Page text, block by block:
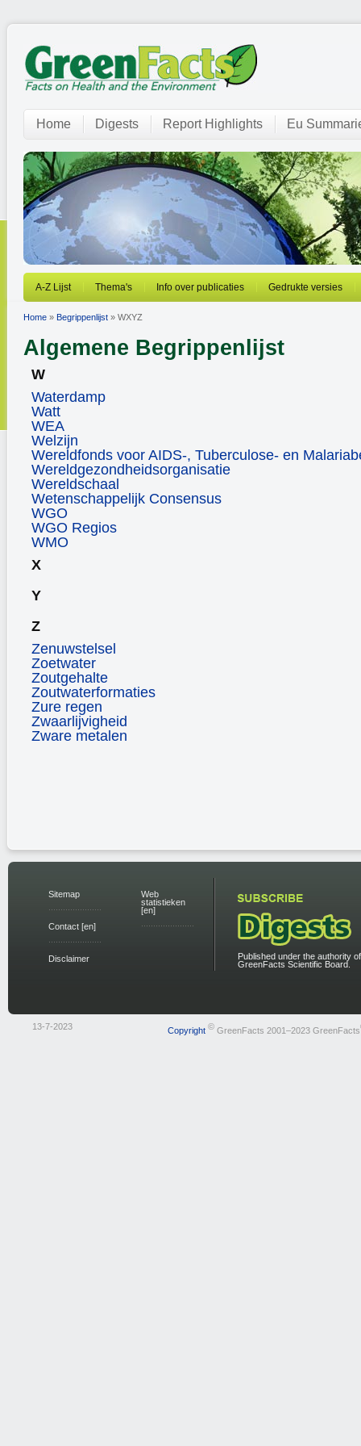
Home Digests Report Highlights Eu
A-Z Lijst Thema's Info over publicaties Gedrukte versies
Home » Begrippenlijst » WXYZ
Algemene Begrippenlijst
W
Waterdamp
Watt
WEA
Welzijn
Wereldfonds voor AIDS-, Tuberculose- en
Wereldgezondheidsorganisatie
Wereldschaal
Wetenschappelijk Consensus
WGO
WGO Regios
WMO
X
Y
Z
Zenuwstelsel
Zoetwater
Zoutgehalte
Zoutwaterformaties
Zure regen
Zwaarlijvigheid
Zware metalen
Sitemap
Contact [en]
Disclaimer
Web
statistieken
[en]
Published under the authority
GreenFacts Scientific Board.
13-7-2023 Copyright © GreenFacts 2001–2023 GreenFacts